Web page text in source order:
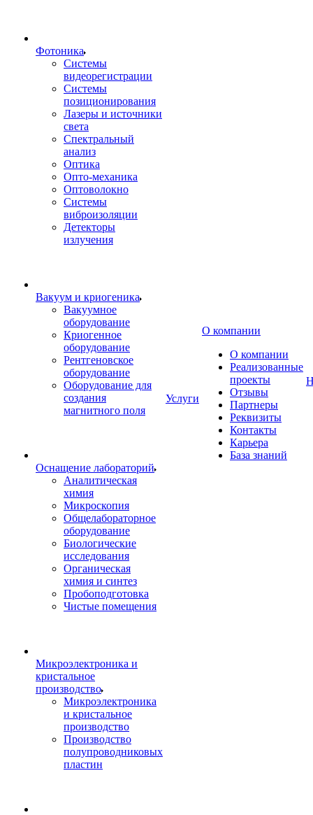
Фотоника
Cистемы
видеорегистрации
Системы
позиционирования
Лазеры и источники
света
Спектральный
анализ
Оптика
Опто-механика
Оптоволокно
Системы
виброизоляции
Детекторы
излучения
Вакуум и криогеника
Вакуумное
оборудование
Криогенное
оборудование
Рентгеновское
оборудование
Оборудование для
создания
магнитного поля
Оснащение лабораторий
Аналитическая
химия
Микроскопия
Общелабораторное
оборудование
Биологические
исследования
Органическая
химия и синтез
Пробоподготовка
Чистые помещения
Микроэлектроника и
кристальное
производство
Микроэлектроника
и кристальное
производство
Производство
полупроводниковых
пластин
Услуги
О компании
О компании
Реализованные
проекты
Отзывы
Партнеры
Реквизиты
Контакты
Карьера
База знаний